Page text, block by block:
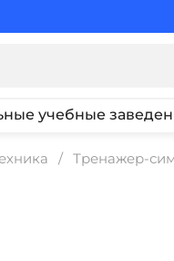
учебные
Тренажер-